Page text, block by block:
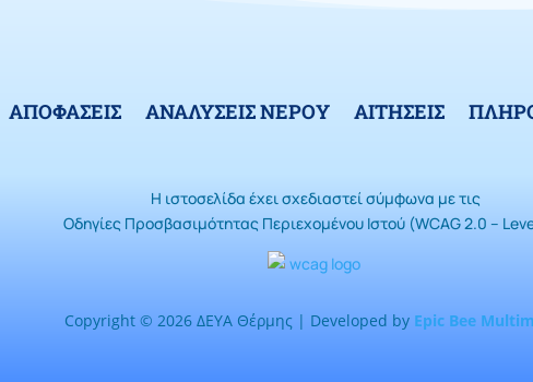
ΑΠΟΦΑΣΕΙΣ ΑΝΑΛΥΣΕΙΣ ΝΕΡΟΥ ΑΙΤΗΣΕΙΣ
Η ιστοσελίδα έχει σχεδιαστεί σύμφωνα με τις
Οδηγίες Προσβασιμότητας Περιεχομένου Ιστού (WCAG 2.0 –
Copyright © 2026 ΔΕΥΑ Θέρμης | Developed by Epic Bee